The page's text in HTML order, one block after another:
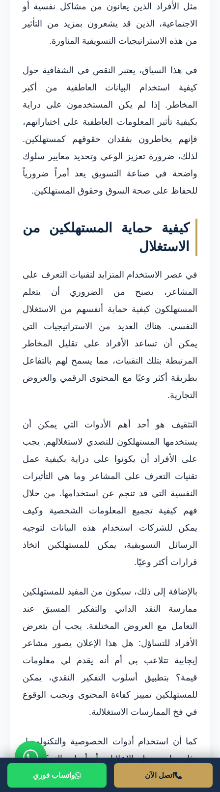
مثل الأفراد الذين يعانون من مشاكل نفسية أو
الاجتماعية، الذين قد يشعرون بمزيد من التأثير
من هذه الاستراتيجيات التسويقية المناورة.
في هذا السياق، يعتبر النقص في الشفافية حول
كيفية استخدام البيانات العاطفية من أكبر
المخاطر. إذا لم يكن المستخدمون على دراية
بكيفية تأثير المعلومات العاطفية على اختياراتهم،
فإنهم يخاطرون بفقدان حقوقهم كمستهلكين.
لذلك، ضرورة تعزيز الوعي وتحديد معايير سلوك
واضحة في صناعة التسويق يعد أمراً ضرورياً
للحفاظ على صحة السوق وحقوق المستهلكين.
كيفية حماية المستهلكين من
الاستغلال
في عصر الاستخدام المتزايد لتقنيات التعرف على
المشاعر، يصبح من الضروري أن يتعلم
المستهلكون كيفية حماية أنفسهم من الاستغلال
النفسي. هناك العديد من الاستراتيجيات التي
يمكن أن تساعد الأفراد على تقليل المخاطر
المرتبطة بتلك التقنيات، مما يسمح لهم بالتفاعل
بطريقة أكثر وعيًا مع المحتوى الرقمي والعروض
التجارية.
التثقيف هو أحد أهم الأدوات التي يمكن أن
يستخدمها المستهلكون للتصدي لاستغلالهم. يجب
على الأفراد أن يكونوا على دراية بكيفية عمل
تقنيات التعرف على المشاعر وما هي التأثيرات
النفسية التي قد تنجم عن استخدامها. من خلال
فهم كيفية تجميع المعلومات الشخصية وكيف
يمكن للشركات استخدام هذه البيانات لتوجيه
الرسائل التسويقية، يمكن للمستهلكين اتخاذ
قرارات أكثر وعيًا.
بالإضافة إلى ذلك، سيكون من المفيد للمستهلكين
ممارسة النقد الذاتي والتفكير المسبق عند
التعامل مع العروض المختلفة. يجب أن يتعرض
الأفراد للتساؤل: هل هذا الإعلان يصور مشاعر
إيجابية تتلاعب بي أم أنه يقدم لي معلومات
قيمة؟ بتطبيق أسلوب التفكير النقدي، يمكن
للمستهلكين تمييز كفاءة المحتوى وتجنب الوقوع
في فخ الممارسات الاستغلالية.
كما أن استخدام أدوات الخصوصية والتكنولوجيا،
مثل برامج حظر الإعلانات أو أدوات التحكم في
الأمان الرقمي، يمكن أن يساعد في تقليل
اتصل الآن واتساب فوري